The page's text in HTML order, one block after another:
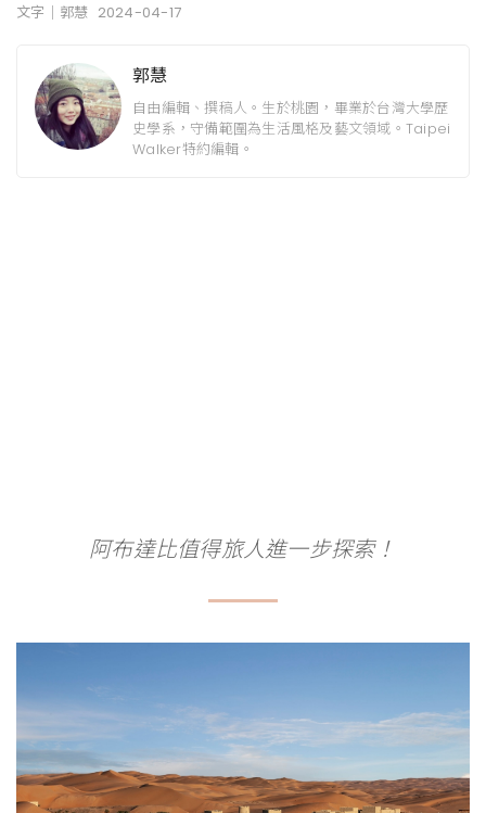
文字｜郭慧 2024-04-17
郭慧
自由編輯、撰稿人。生於桃園，畢業於台灣大學歷
史學系，守備範圍為生活風格及藝文領域。Taipei
Walker特約編輯。
阿布達比值得旅人進一步探索！